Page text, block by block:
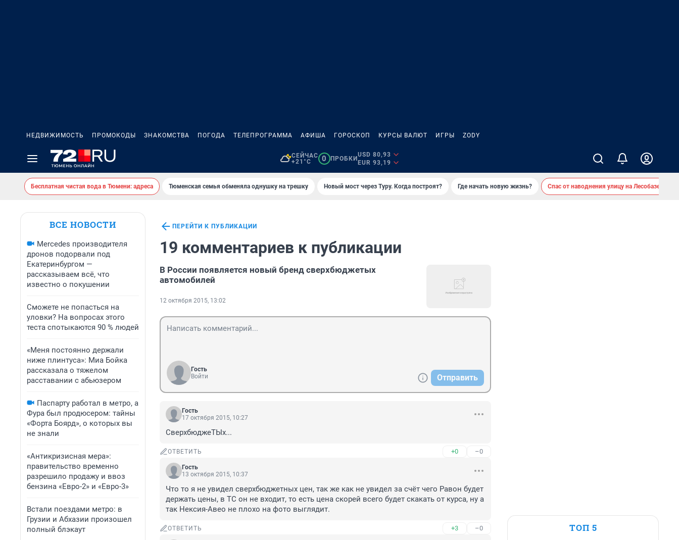
НЕДВИЖИМОСТЬ ПРОМОКОДЫ ЗНАКОМСТВА ПОГОДА ТЕЛЕПРОГРАММА АФИША ГОРОСКОП КУРСЫ ВАЛЮТ ИГРЫ ZODY
СЕЙЧАС
+21°C
0 ПРОБКИ
USD 80,93
EUR 93,19
Бесплатная чистая вода в Тюмени: адреса Тюменская семья обменяла однушку на трешку Новый мост через Туру. Когда построят? Где начать новую жизнь? Спас от наводнения улицу на Лесобазе
ВСЕ НОВОСТИ
Mercedes производителя
дронов подорвали под
Екатеринбургом —
рассказываем всё, что
известно о покушении
Сможете не попасться на
уловки? На вопросах этого
теста спотыкаются 90 % людей
«Меня постоянно держали
ниже плинтуса»: Миа Бойка
рассказала о тяжелом
расставании с абьюзером
Паспарту работал в метро, а
Фура был продюсером: тайны
«Форта Боярд», о которых вы
не знали
«Антикризисная мера»:
правительство временно
разрешило продажу и ввоз
бензина «Евро-2» и «Евро-3»
Встали поездами метро: в
Грузии и Абхазии произошел
полный блэкаут
ПЕРЕЙТИ К ПУБЛИКАЦИИ
19 комментариев к публикации
В России появляется новый бренд сверхбюджетых
автомобилей
12 октября 2015, 13:02
Гость
Войти
Отправить
Гость
17 октября 2015, 10:27
СверхбюджеТЫх...
ОТВЕТИТЬ +0 –0
Гость
13 октября 2015, 10:37
Что то я не увидел сверхбюджетных цен, так же как не увидел за счёт чего Равон будет
держать цены, в ТС он не входит, то есть цена скорей всего будет скакать от курса, ну а
так Нексия-Авео не плохо на фото выглядит.
ОТВЕТИТЬ +3 –0 ТОП 5